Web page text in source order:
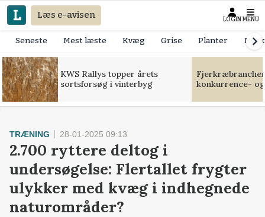
Læs e-avisen LOGIN MENU
Seneste Mest læste Kvæg Grise Planter
KWS Rallys topper årets
sortsforsøg i vinterbyg
konkurrence-
TRÆNING 28-01-2025 09:13
2.700 ryttere deltog i
undersøgelse: Flertallet frygter
ulykker med kvæg i indhegnede
naturområder?